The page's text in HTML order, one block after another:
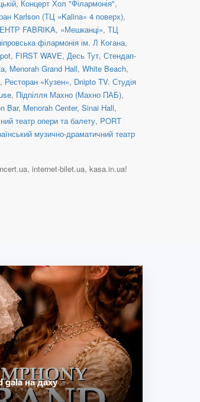
, Концерт Хол "Філармонія",
Karlson (ТЦ «Kalina» 4 поверх),
FABRIKA, «Мешканці», ТЦ
філармонія ім. Л Когана,
, FIRST WAVE, Десь Тут, Стендап-
, Menorah Grand Hall, White Beach,
, Ресторан «Кузен», Dnipto TV. Студія
, Підпілля Махно (Махно ПАБ),
Bar, Menorah Center, Sinai Hall,
театр опери та балету, PORT
музично-драматичний театр
internet-bilet.ua, kasa.in.ua!
gala на даху